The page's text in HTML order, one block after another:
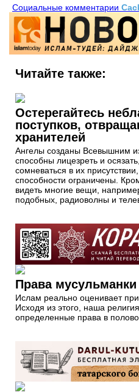
Социальные комментарии
Читайте также:
Остерегайтесь
поступков,
хранителей
Ангелы созданы Всевышним
способны лицезреть и
сомневаться в их
способности ограничены.
видеть многие вещи,
подобных, радиоволны и
Права
Ислам реально оценивает
Исходя из этого, наша
определенные права в